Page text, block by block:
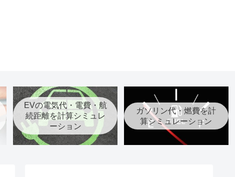
EVの電気代・電費・航
続距離を計算シミュレ
ーション
ガソリン代・燃費を計
算シミュレーション